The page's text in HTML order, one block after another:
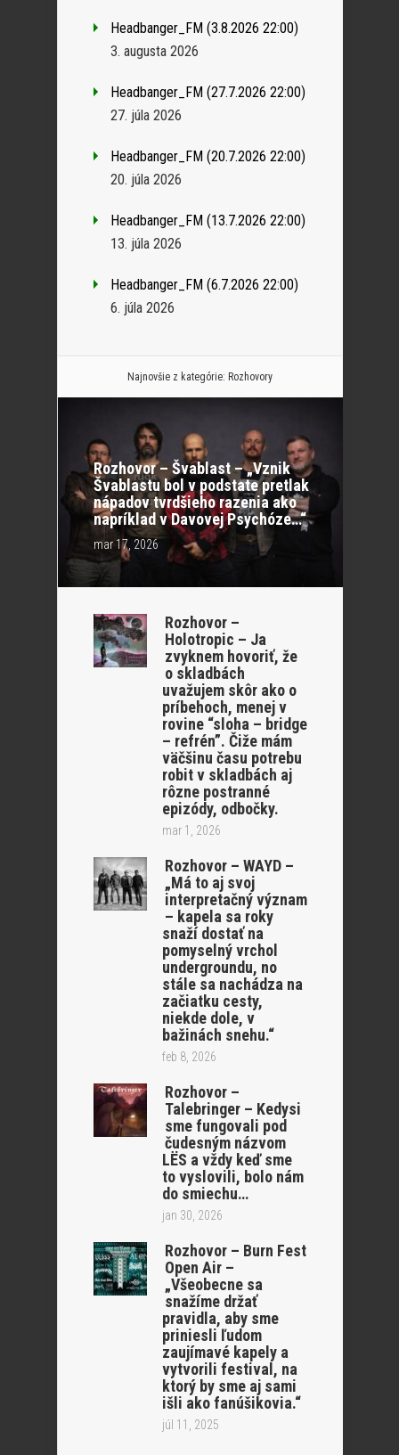
Headbanger_FM (3.8.2026 22:00)
3. augusta 2026
Headbanger_FM (27.7.2026 22:00)
27. júla 2026
Headbanger_FM (20.7.2026 22:00)
20. júla 2026
Headbanger_FM (13.7.2026 22:00)
13. júla 2026
Headbanger_FM (6.7.2026 22:00)
6. júla 2026
Najnovšie z kategórie: Rozhovory
Rozhovor – Švablast – „Vznik
Švablastu bol v podstate pretlak
nápadov tvrdšieho razenia ako
napríklad v Davovej Psychóze…“
mar 17, 2026
Rozhovor –
Holotropic – Ja
zvyknem hovoriť, že
o skladbách
uvažujem skôr ako o
príbehoch, menej v
rovine “sloha – bridge
– refrén”. Čiže mám
väčšinu času potrebu
robit v skladbách aj
rôzne postranné
epizódy, odbočky.
mar 1, 2026
Rozhovor – WAYD –
„Má to aj svoj
interpretačný význam
– kapela sa roky
snaží dostať na
pomyselný vrchol
undergroundu, no
stále sa nachádza na
začiatku cesty,
niekde dole, v
bažinách snehu.“
feb 8, 2026
Rozhovor –
Talebringer – Kedysi
sme fungovali pod
čudesným názvom
LËS a vždy keď sme
to vyslovili, bolo nám
do smiechu…
jan 30, 2026
Rozhovor – Burn Fest
Open Air –
„Všeobecne sa
snažíme držať
pravidla, aby sme
priniesli ľudom
zaujímavé kapely a
vytvorili festival, na
ktorý by sme aj sami
išli ako fanúšikovia.“
júl 11, 2025